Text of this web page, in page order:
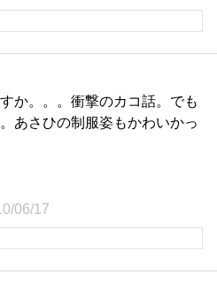
か。。。衝撃のカコ話。でも
あさひの制服姿もかわいかっ
06/17